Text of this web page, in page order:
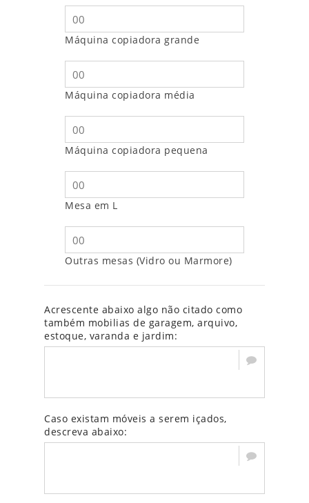
Máquina copiadora grande
Máquina copiadora média
Máquina copiadora pequena
Mesa em L
Outras mesas (Vidro ou Marmore)
Acrescente abaixo algo não citado como
também mobilias de garagem, arquivo,
estoque, varanda e jardim:
Caso existam móveis a serem içados,
descreva abaixo: